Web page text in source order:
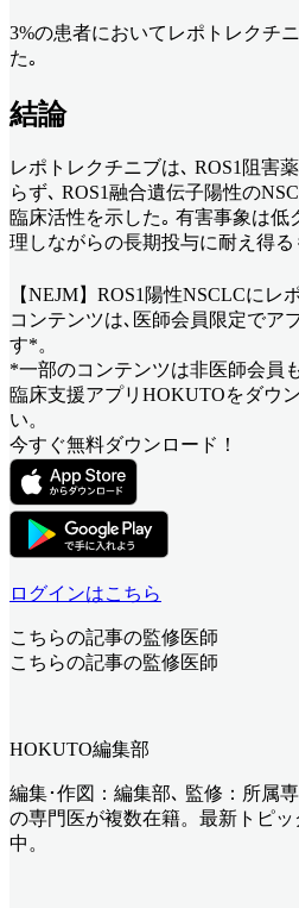
3%の患者においてレポトレクチ
た｡
結論
レポトレクチニブは､ ROS1阻害
らず､ ROS1融合遺伝子陽性の
臨床活性を示した｡ 有害事象は低
理しながらの長期投与に耐え得る
【NEJM】ROS1陽性NSCLCにレ
コンテンツは､医師会員限定でア
す*。
*一部のコンテンツは非医師会員
臨床支援アプリHOKUTOをダウ
い。
今すぐ無料ダウンロード！
ログインはこちら
こちらの記事の監修医師
こちらの記事の監修医師
HOKUTO編集部
編集･作図：編集部､ 監修：所属
の専門医が複数在籍。最新トピ
中。